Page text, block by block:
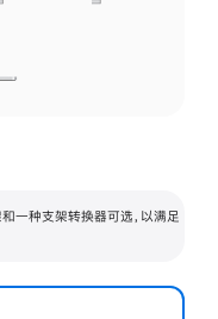
种支架转换器可选，以满足